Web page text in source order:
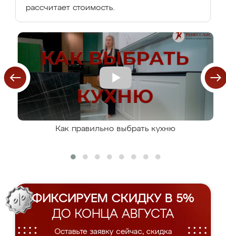
рассчитает стоимость.
Как правильно выбрать кухню
ФИКСИРУЕМ СКИДКУ В 5%
ДО КОНЦА АВГУСТА
Оставьте заявку сейчас, скидка